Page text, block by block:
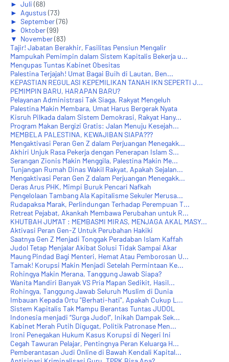
► Juli (68)
► Agustus (73)
► September(76)
► Oktober(99)
▼ November(83)
Tajir! Jabatan Berakhir, Fasilitas Pensiun Mengalir
Mampukah Pemimpin dalam Sistem Kapitalis Bekerja u...
Mengupas Tuntas Kabinet Obesitas
Palestina Terjajah! Umat Bagai Buih di Lautan, Ben...
KEPASTIAN REGULASI KEPEMILIKAN TANAH IKN SEPERTI J...
PEMIMPIN BARU, HARAPAN BARU?
Pelayanan Administrasi Tak Siaga, Rakyat Mengeluh
Palestina Makin Membara, Umat Harus Bergerak Nyata
Kisruh Pilkada dalam Sistem Demokrasi, Rakyat Hany...
Program Makan Bergizi Gratis: Jalan Menuju Kesejah...
MEMBELA PALESTINA, KEWAJIBAN SIAPA???
Mengaktivasi Peran Gen Z dalam Perjuangan Menegakk...
Akhiri Unjuk Rasa Pekerja dengan Penerapan Islam S...
Serangan Zionis Makin Menggila, Palestina Makin Me...
Tunjangan Rumah Dinas Wakil Rakyat, Apakah Sejalan...
Mengaktivasi Peran Gen Z dalam Perjuangan Menegakk...
Deras Arus PHK, Mimpi Buruk Pencari Nafkah
Pengelolaan Tambang Ala Kapitalisme Sekuler Merusa...
Rudapaksa Marak, Perlindungan Terhadap Perempuan T...
Retreat Pejabat, Akankah Membawa Perubahan untuk R...
KHUTBAH JUM'AT : MEMBASMI MIRAS, MENJAGA AKAL MASY...
Aktivasi Peran Gen-Z Untuk Perubahan Hakiki
Saatnya Gen Z Menjadi Tonggak Peradaban Islam Kaffah
Judol Tetap Menjalar Akibat Solusi Tidak Sampai Akar
Maung Pindad Bagi Menteri, Hemat Atau Pemborosan U...
Tamak! Korupsi Makin Menjadi Setelah Permintaan Ke...
Rohingya Makin Merana, Tanggung Jawab Siapa?
Wanita Mandiri Banyak VS Pria Mapan Sedikit, Hasil...
Rohingya, Tanggung Jawab Seluruh Muslim di Dunia
Imbauan Kepada Ortu "Berhati-hati", Apakah Cukup L...
Sistem Kapitalis Tak Mampu Berantas Tuntas JUDOL
Indonesia menjadi “Surga Judol”, Inikah Dampak Sek...
Kabinet Merah Putih Digugat, Politik Patronase Men...
Ironi Penegakan Hukum Kasus Korupsi di Negeri Ini
Cegah Tawuran Pelajar, Pentingnya Peran Keluarga H...
Pemberantasan Judi Online di Bawah Kendali Kapital...